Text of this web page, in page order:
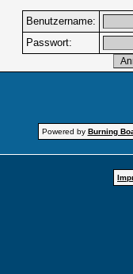
Benutzername:
Passwort:
Powered by Burning